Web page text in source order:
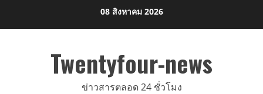
08 สิงหาคม 2026
Twentyfour-news
ข่าวสารตลอด 24 ชั่วโมง